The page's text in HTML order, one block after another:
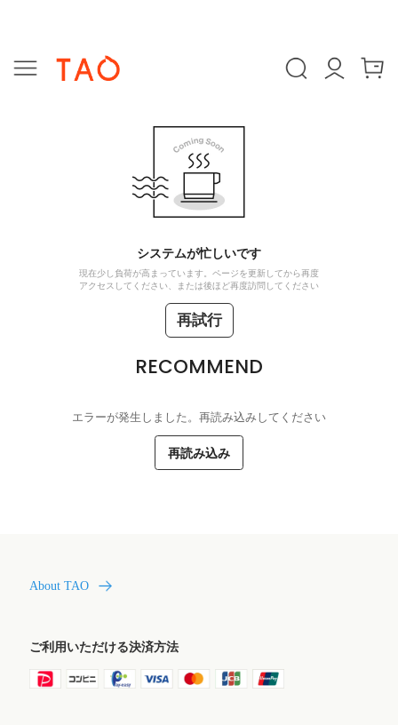
システムが忙しいです
現在少し負荷が高まっています。ページを更新してから再度
アクセスしてください、または後ほど再度訪問してください
再試行
RECOMMEND
エラーが発生しました。再読み込みしてください
再読み込み
About TAO
ご利用いただける決済方法